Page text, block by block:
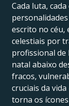
Cada luta,
escrito no céu,
celestiais por
profissional de
natal abaixo
fracos,
cruciais da vida
torna os